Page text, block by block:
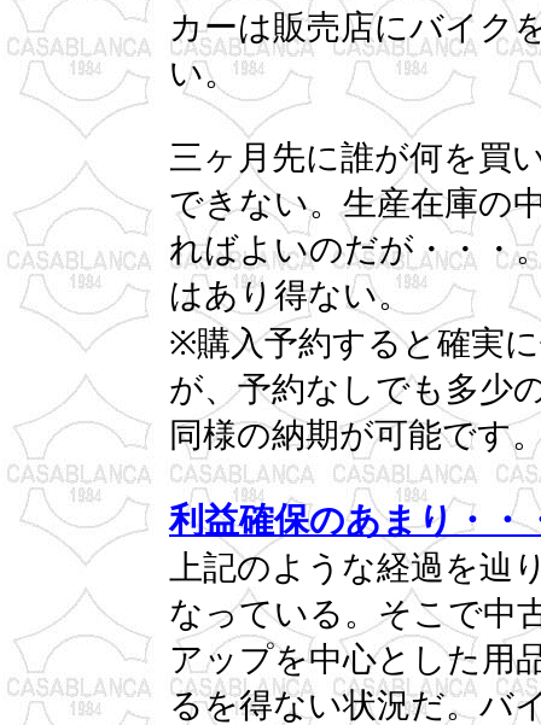
カーは販売店にバイク
い。
三ヶ月先に誰が何を買
できない。生産在庫の
ればよいのだが・・・
はあり得ない。
※購入予約すると確実
が、予約なしでも多少
同様の納期が可能です
利益確保のあまり・・
上記のような経過を辿
なっている。そこで中
アップを中心とした用
るを得ない状況だ。バ